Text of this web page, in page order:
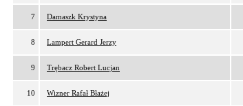
7 Damaszk Krystyna
8 Lampert Gerard Jerzy
9 Trębacz Robert Lucjan
10 Wizner Rafał Błażej